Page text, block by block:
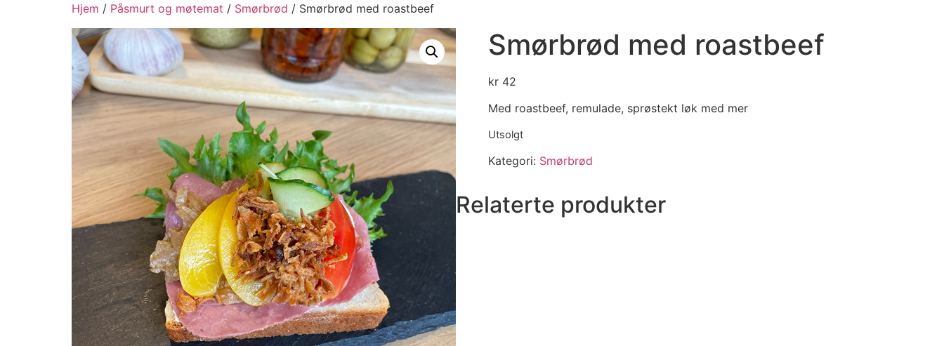
Hjem / Påsmurt og møtemat / Smørbrød / Smørbrød med roastbeef
Smørbrød med roastbeef
kr42
Med roastbeef, remulade, sprøstekt løk med mer
Utsolgt
Kategori: Smørbrød
Relaterte produkter